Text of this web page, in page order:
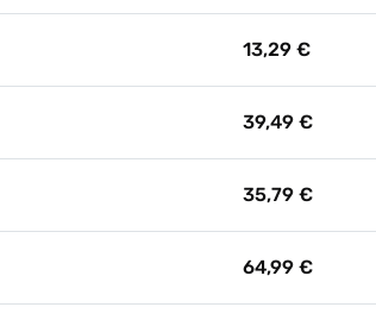
13,29 €
39,49 €
35,79 €
64,99 €